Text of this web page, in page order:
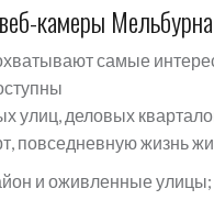
камеры Мельбурна
самые
улиц, деловых
повседневную жизнь
и оживленные улицы;